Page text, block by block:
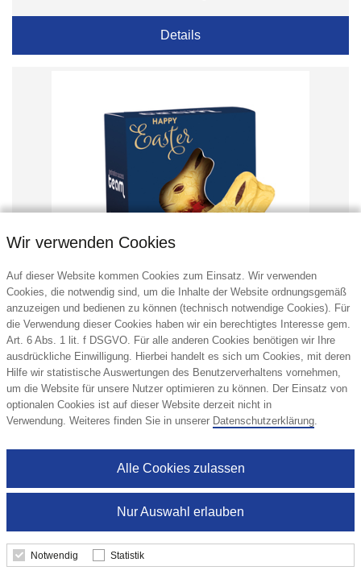
Details
Oster Box Maxi Lindt
Lindt
ab 3,98 €
Mindestbestellmenge: 184 Stk.
Details
Wir verwenden Cookies
Auf dieser Website kommen Cookies zum Einsatz. Wir verwenden
Cookies, die notwendig sind, um die Inhalte der Website ordnungsgemäß
anzuzeigen und bedienen zu können (technisch notwendige Cookies). Für
die Verwendung dieser Cookies haben wir ein berechtigtes Interesse gem.
Art. 6 Abs. 1 lit. f DSGVO. Für alle anderen Cookies benötigen wir Ihre
ausdrückliche Einwilligung. Hierbei handelt es sich um Cookies, mit deren
Hilfe wir statistische Auswertungen des Benutzerverhaltens vornehmen,
um die Website für unsere Nutzer optimieren zu können. Der Einsatz von
optionalen Cookies ist auf dieser Website derzeit nicht in
Verwendung. Weiteres finden Sie in unserer Datenschutzerklärung.
Nur Auswahl erlauben
Alle Cookies zulassen
Notwendig Statistik